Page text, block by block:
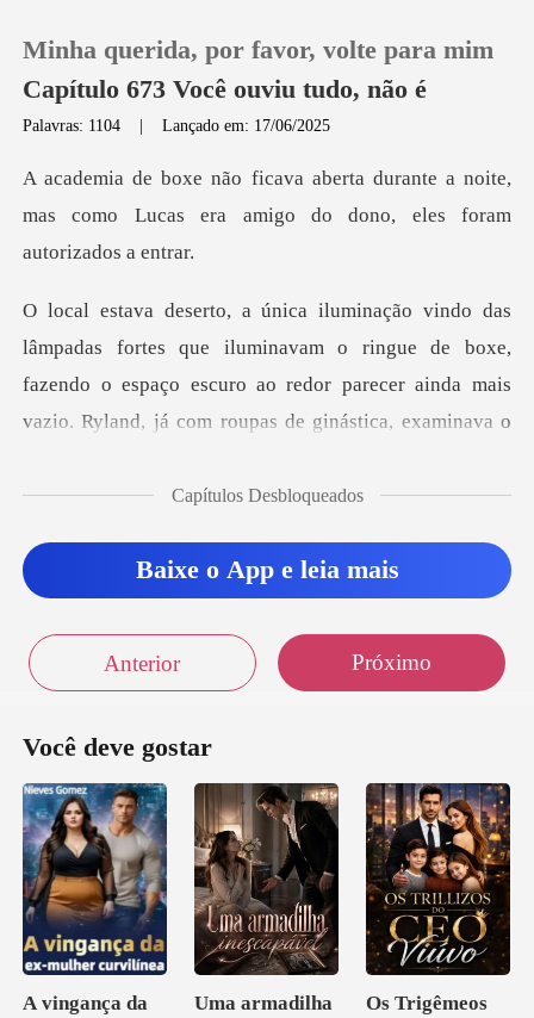
0
Loja
Histórico
Sair
Minha querida, por favor, volte para mim
Capítulo 673 Você ouviu tudo, não é
Palavras: 1104 |Lançado em: 17/06/2025
ante a noite,
mas como Lucas era amigo d
uminavam o ringue de boxe,
fazendo o espaço escuro ao redor parecer ainda m
Capítulos Desbloqueados
Baixe o App e leia mais
Anterior Próximo
Você deve gostar
A vingança da
Uma armadilha
Os Trigêmeos